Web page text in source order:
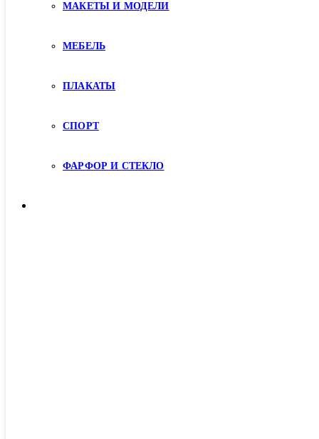
МАКЕТЫ И МОДЕЛИ
МЕБЕЛЬ
ПЛАКАТЫ
СПОРТ
ФАРФОР И СТЕКЛО